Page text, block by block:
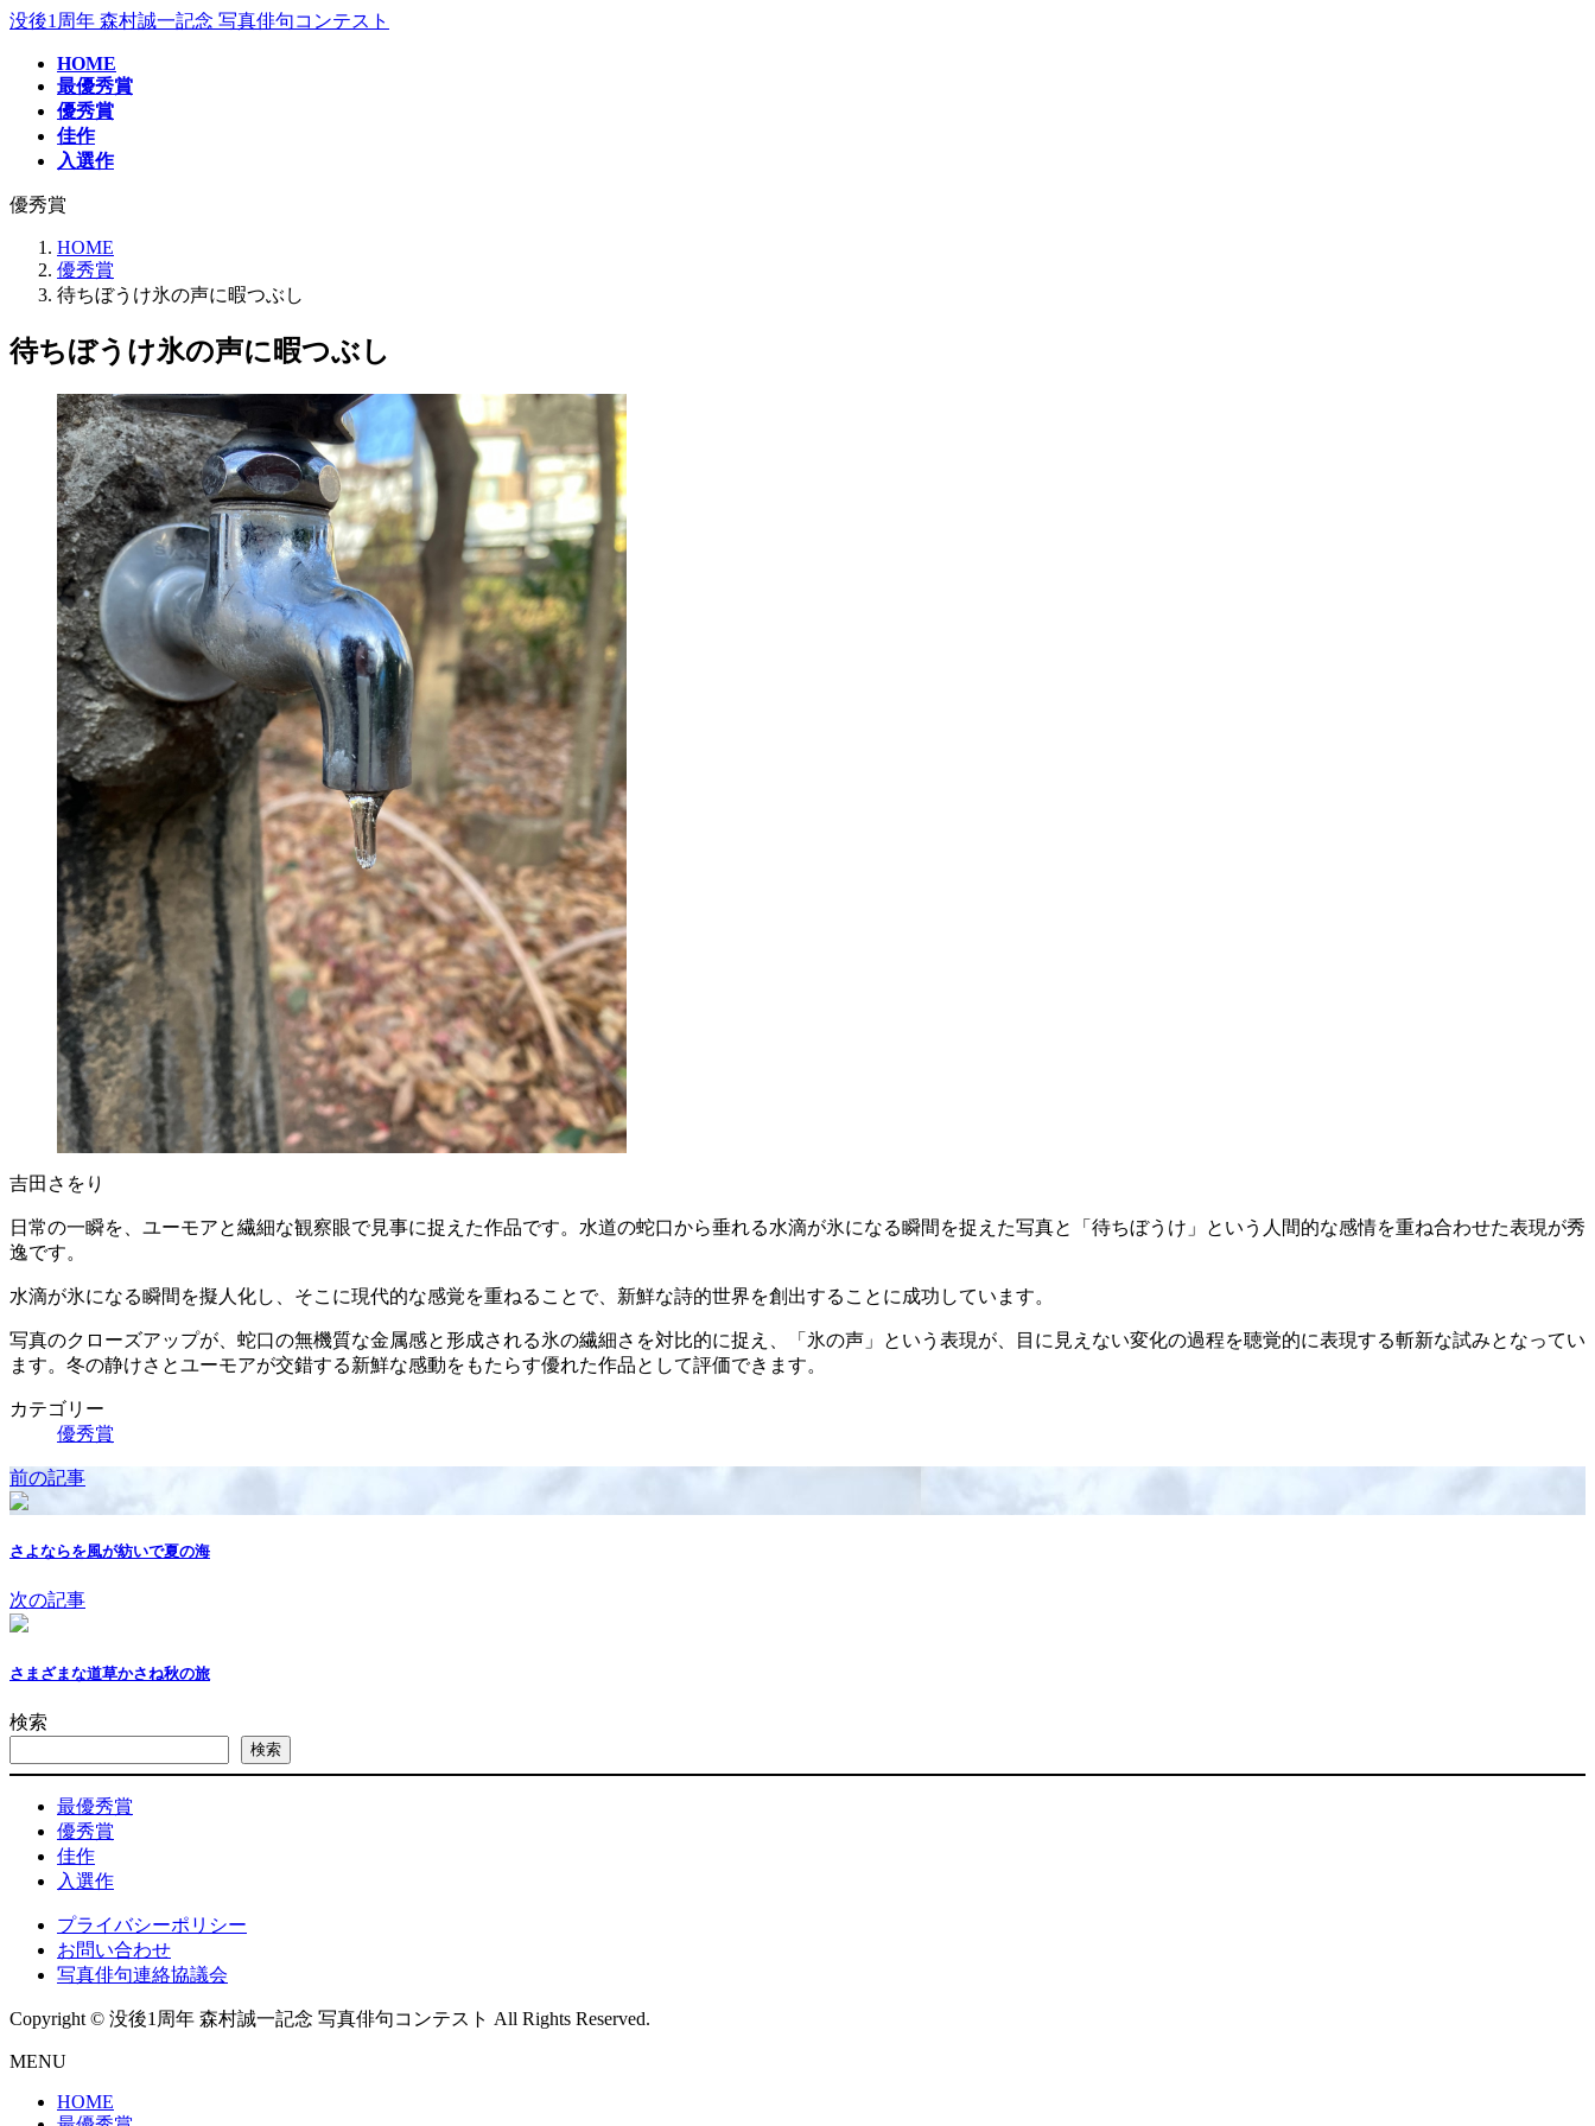
コ
キ
ッ
ナ
に
移
没後1周年 森村誠一記念 写真俳句コンテスト
HOME
最優秀賞
優秀賞
佳作
入選作
優秀賞
HOME
優秀賞
待ちぼうけ氷の声に暇つぶし
待ちぼうけ氷の声に暇つぶし
吉田さをり
日常の一瞬を、ユーモアと繊細な観察眼で見事に捉えた作品です。水道の蛇口から垂れる水滴が氷になる瞬間を捉えた写真と「待ちぼうけ」という人間的な感情を重ね合わせた表現が秀
逸です。
水滴が氷になる瞬間を擬人化し、そこに現代的な感覚を重ねることで、新鮮な詩的世界を創出することに成功しています。
写真のクローズアップが、蛇口の無機質な金属感と形成される氷の繊細さを対比的に捉え、「氷の声」という表現が、目に見えない変化の過程を聴覚的に表現する斬新な試みとなってい
ます。冬の静けさとユーモアが交錯する新鮮な感動をもたらす優れた作品として評価できます。
カテゴリー
優秀賞
前の記事
さよならを風が紡いで夏の海
次の記事
さまざまな道草かさね秋の旅
検索
検索
最優秀賞
優秀賞
佳作
入選作
プライバシーポリシー
お問い合わせ
写真俳句連絡協議会
Copyright © 没後1周年 森村誠一記念 写真俳句コンテスト All Rights Reserved.
MENU
HOME